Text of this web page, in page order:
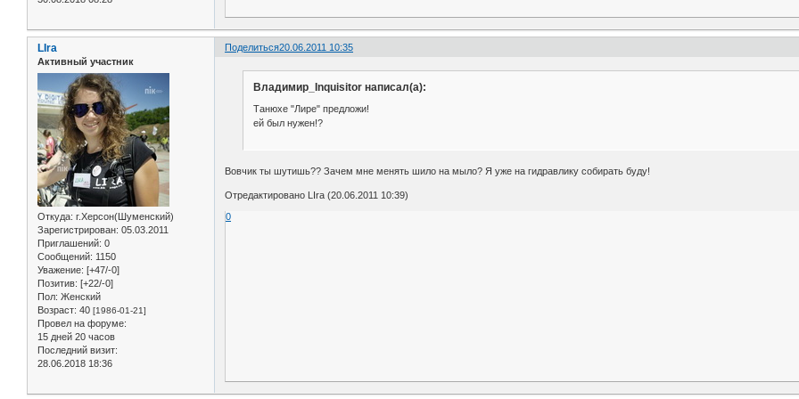
Поделиться20.06.2011 10:35
LIra
Активный участник
Откуда: г.Херсон(Шуменский)
Зарегистрирован: 05.03.2011
Приглашений: 0
Сообщений: 1150
Уважение: [+47/-0]
Позитив: [+22/-0]
Пол: Женский
Возраст: 40 [1986-01-21]
Провел на форуме:
15 дней 20 часов
Последний визит:
28.06.2018 18:36
Владимир_Inquisitor написал(а):
Танюхе "Лире" предложи!
ей был нужен!?
Вовчик ты шутишь?? Зачем мне менять шило на мыло? Я уже на гидравлику собирать буду!
Отредактировано LIra (20.06.2011 10:39)
0